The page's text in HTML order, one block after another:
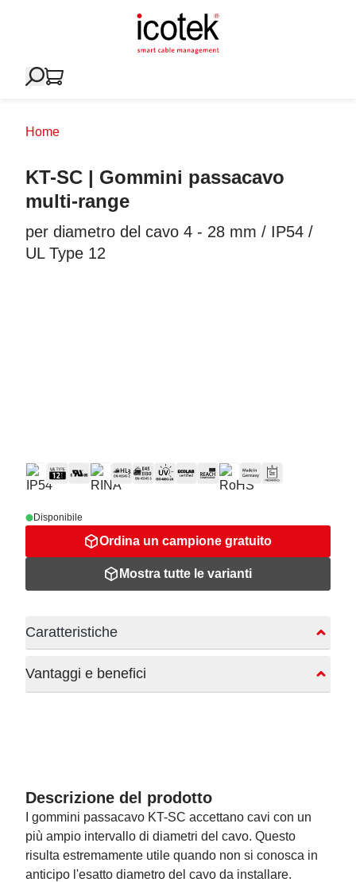
Home
KT-SC | Gommini passacavo
multi-range
per diametro del cavo 4 - 28 mm / IP54 /
UL Type 12
Disponibile
Ordina un campione gratuito
Mostra tutte le varianti
Caratteristiche
Vantaggi e benefici
Descrizione del prodotto
I gommini passacavo KT-SC accettano cavi con un
più ampio intervallo di diametri del cavo. Questo
risulta estremamente utile quando non si conosca in
anticipo l'esatto diametro del cavo da installare.